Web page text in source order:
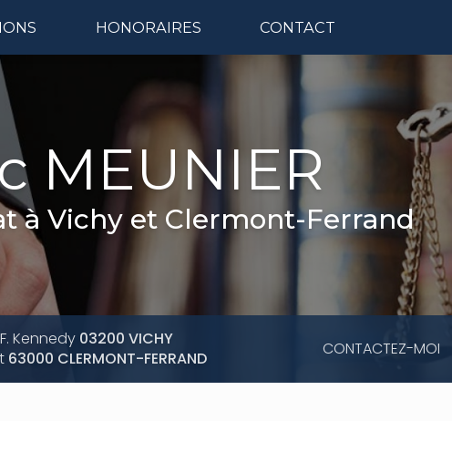
Navigation principale
HONORAIRES CONTACT
MEUNIER
à Vichy et Clermont-Ferrand
Kennedy 03200 VICHY
63000 CLERMONT-FERRAND CONTACTEZ-MOI